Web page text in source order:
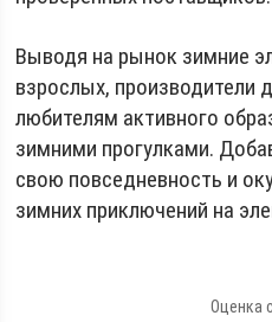
Выводя на рынок зимние
взрослых, производители
любителям активного
зимними прогулками.
свою повседневность и
зимних приключений на
Оценка